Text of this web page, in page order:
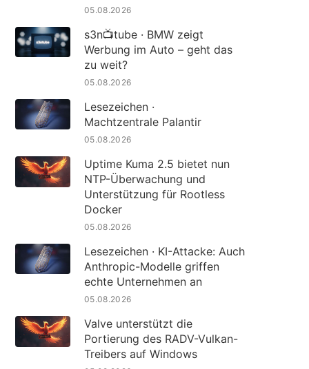
05.08.2026
s3n📺tube · BMW zeigt
Werbung im Auto – geht das
zu weit?
05.08.2026
Lesezeichen ·
Machtzentrale Palantir
05.08.2026
Uptime Kuma 2.5 bietet nun
NTP-Überwachung und
Unterstützung für Rootless
Docker
05.08.2026
Lesezeichen · KI-Attacke: Auch
Anthropic-Modelle griffen
echte Unternehmen an
05.08.2026
Valve unterstützt die
Portierung des RADV-Vulkan-
Treibers auf Windows